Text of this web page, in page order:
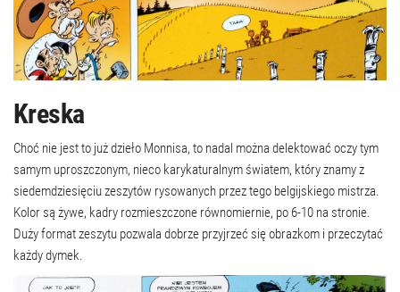
Kreska
Choć nie jest to już dzieło Monnisa, to nadal można delektować oczy tym
samym uproszczonym, nieco karykaturalnym światem, który znamy z
siedemdziesięciu zeszytów rysowanych przez tego belgijskiego mistrza.
Kolor są żywe, kadry rozmieszczone równomiernie, po 6-10 na stronie.
Duży format zeszytu pozwala dobrze przyjrzeć się obrazkom i przeczytać
każdy dymek.